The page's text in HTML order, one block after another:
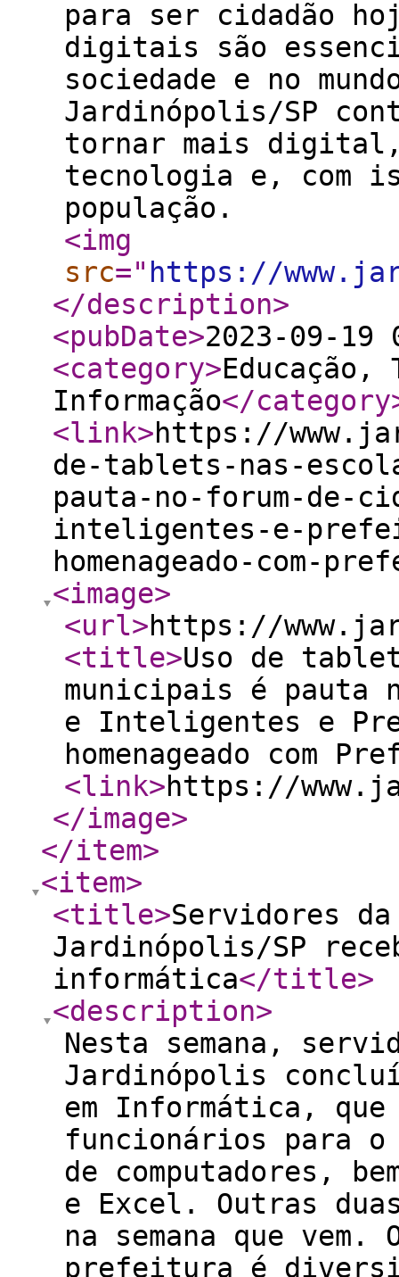
para ser cidadão
digitais são
sociedade e no
Jardinópolis/SP
tornar mais digital,
tecnologia e, com
população.
<img
src=" https://
</description>
<pubDate>2023-09-19
<category>Educação,
Informação</category
<link>https://
de-tablets-nas-
pauta-no-forum-de-
inteligentes-e-
homenageado-com-
<image>
<url>https://
<title>Uso de
municipais é pauta
e Inteligentes e
homenageado com
<link>https://
</image>
</item>
<item>
<title>Servidores
Jardinópolis/SP
informática</title>
<description>
Nesta semana,
Jardinópolis
em Informática,
funcionários para o
de computadores,
e Excel. Outras
na semana que
prefeitura é